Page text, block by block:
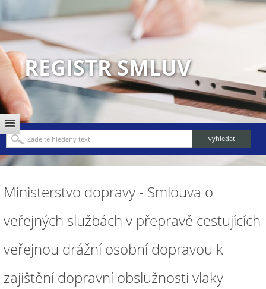
REGISTR SMLUV
Ministerstvo dopravy - Smlouva o
veřejných službách v přepravě cestujících
veřejnou drážní osobní dopravou k
zajištění dopravní obslužnosti vlaky